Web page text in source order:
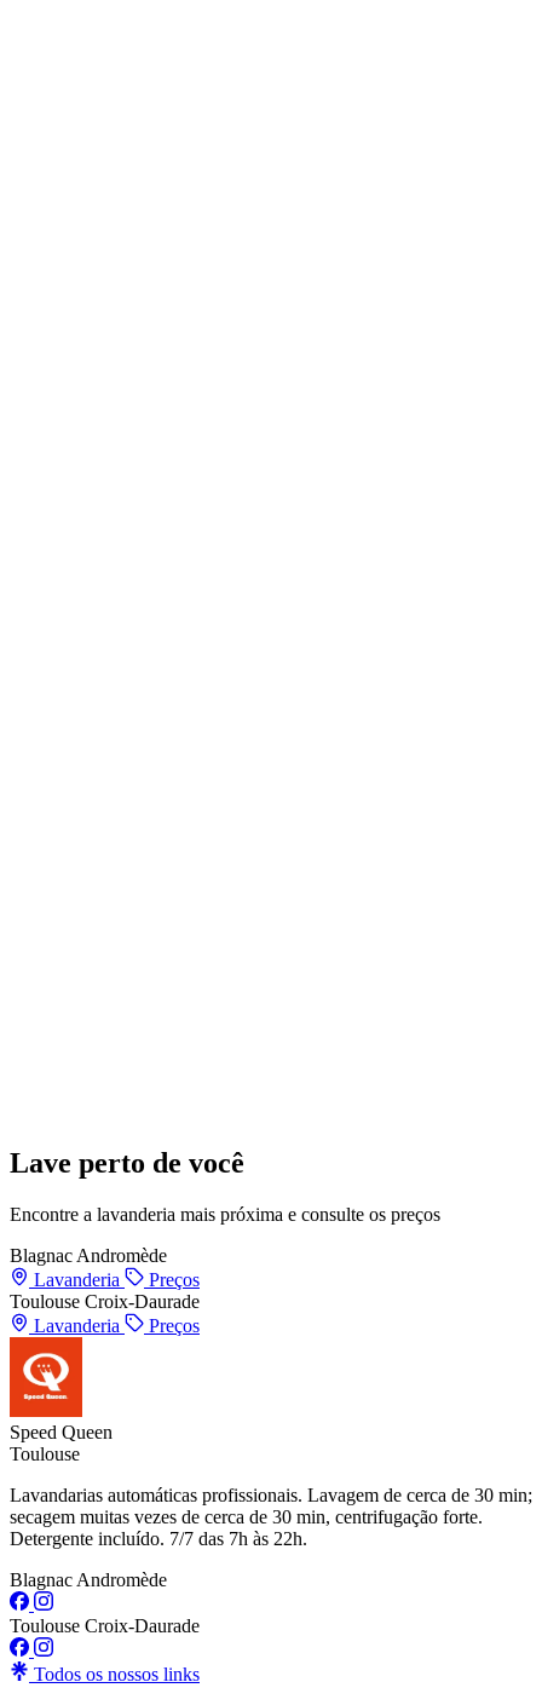
Lave perto de você
Encontre a lavanderia mais próxima e consulte os preços
Blagnac Andromède
Lavanderia
Preços
Toulouse Croix-Daurade
Lavanderia
Preços
Speed Queen
Toulouse
Lavandarias automáticas profissionais. Lavagem de cerca de 30 min;
secagem muitas vezes de cerca de 30 min, centrifugação forte.
Detergente incluído. 7/7 das 7h às 22h.
Blagnac Andromède
Toulouse Croix-Daurade
Todos os nossos links